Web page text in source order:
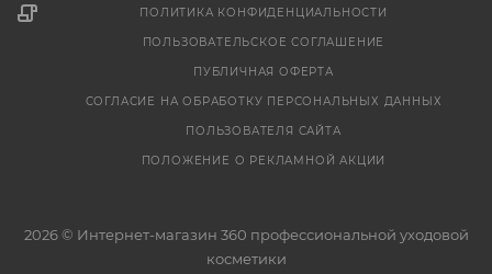
ПОЛИТИКА КОНФИДЕНЦИАЛЬНОСТИ
ПОЛЬЗОВАТЕЛЬСКОЕ СОГЛАШЕНИЕ
ПУБЛИЧНАЯ ОФЕРТА
СОГЛАСИЕ НА ОБРАБОТКУ ПЕРСОНАЛЬНЫХ ДАННЫХ
ПОЛЬЗОВАТЕЛЯ САЙТА
ПОЛОЖЕНИЕ О РЕКЛАМНОЙ АКЦИИ
2026 © Интернет-магазин 360 профессиональной уходовой
косметики